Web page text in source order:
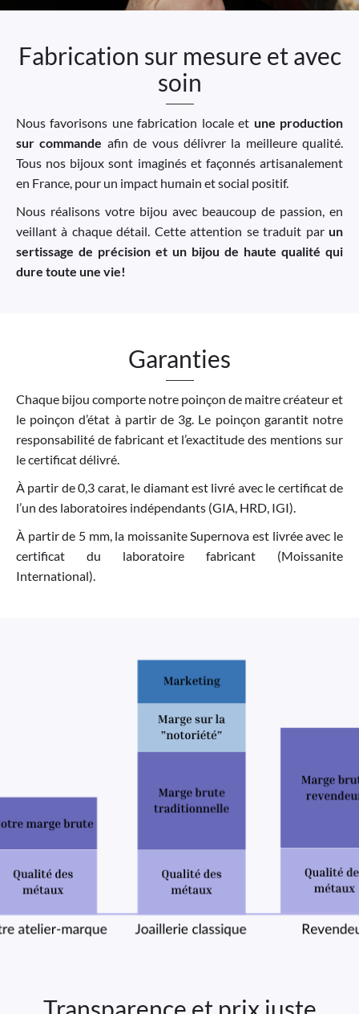
Fabrication sur mesure et avec
soin
Nous favorisons une fabrication locale et une production
sur commande afin de vous délivrer la meilleure qualité.
Tous nos bijoux sont imaginés et façonnés artisanalement
en France, pour un impact humain et social positif.
Nous réalisons votre bijou avec beaucoup de passion, en
veillant à chaque détail. Cette attention se traduit par un
sertissage de précision et un bijou de haute qualité qui
dure toute une vie!
Garanties
Chaque bijou comporte notre poinçon de maitre créateur et
le poinçon d’état à partir de 3g. Le poinçon garantit notre
responsabilité de fabricant et l’exactitude des mentions sur
le certificat délivré.
À partir de 0,3 carat, le diamant est livré avec le certificat de
l’un des laboratoires indépendants (GIA, HRD, IGI).
À partir de 5 mm, la moissanite Supernova est livrée avec le
certificat du laboratoire fabricant (Moissanite
International).
Transparence et prix juste